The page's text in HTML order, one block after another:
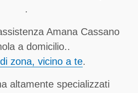
.
Amana Cassano
a domicilio..
zona, vicino a te.
altamente specializzati